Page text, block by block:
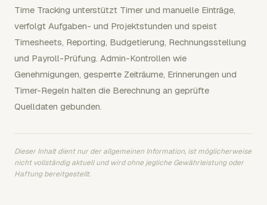
Time Tracking unterstützt Timer und manuelle Einträge,
verfolgt Aufgaben- und Projektstunden und speist
Timesheets, Reporting, Budgetierung, Rechnungsstellung
und Payroll-Prüfung. Admin-Kontrollen wie
Genehmigungen, gesperrte Zeiträume, Erinnerungen und
Timer-Regeln halten die Berechnung an geprüfte
Quelldaten gebunden.
Dieser Inhalt dient nur der allgemeinen Information, ist möglicherweise
nicht vollständig aktuell und wird ohne jegliche Gewährleistung oder
Haftung bereitgestellt.